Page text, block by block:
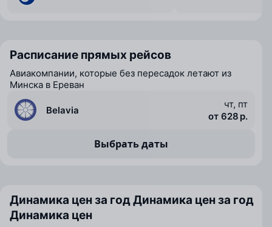
Расписание прямых рейсов
Авиакомпании, которые без пересадок летают из
Минска в Ереван
Belavia
чт, пт
от 628 р.
Выбрать даты
Динамика цен за годДинамика цен за год
Динамика цен